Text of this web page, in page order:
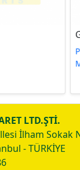
LTD.ŞTİ.
İlham Sokak
- TÜRKİYE